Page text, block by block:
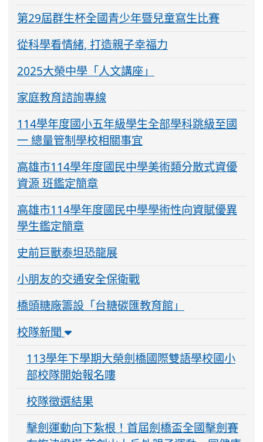
第29屆群生杯全國青少年暨兒童寫生比賽
從科學看情緒, 打造親子幸福力
2025大榮中學「人文講座」
家庭教育諮詢專線
114學年度國小五年級學生全部學科跳級至國
一 總量管制學校相關事宜
高雄市114學年度國民中學美術類分散式資優
資源 班鑑定簡章
高雄市114學年度國民中學學術性向資賦優異
學生鑑定簡章
史前巨獸泰坦恐龍展
小朋友的交通安全保衛戰
橋頭糖廠籌設「台糖碳匯教育館」
校隊新聞
113學年下學期大榮劍橋國際雙語學校國小
部校隊開始報名嘍
校隊徵選結果
擊劍運動向下紮根！首屆劍橋盃全國擊劍賽